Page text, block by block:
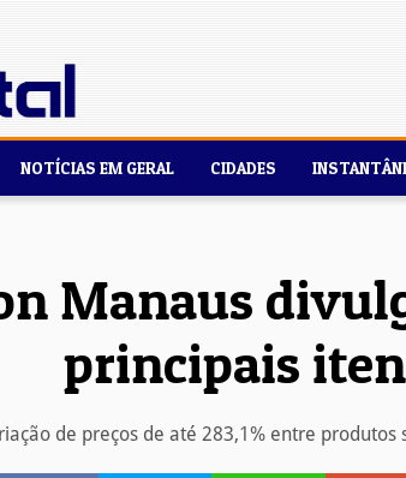
NOTÍCIAS EM GERAL CIDADES
Manaus
principais
de preços de até 283,1% entre